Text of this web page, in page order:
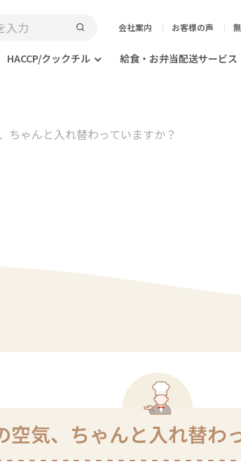
会社案内 お客様の声
HACCP/クックチル 給食・お弁当配送サービス
ちゃんと入れ替わっていますか？
空気、ちゃんと入れ替わ